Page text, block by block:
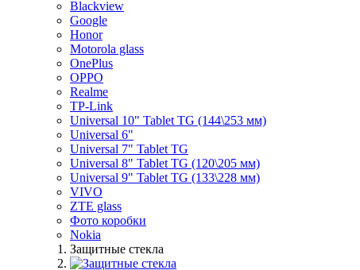
Blackview
Google
Honor
Motorola glass
OnePlus
OPPO
Realme
TP-Link
Universal 10" Tablet TG (144\253 мм)
Universal 6"
Universal 7" Tablet TG
Universal 8" Tablet TG (120\205 мм)
Universal 9" Tablet TG (133\228 мм)
VIVO
ZTE glass
Фото коробки
Nokia
Защитные стекла